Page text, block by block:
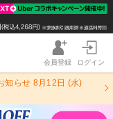
会員登録 ログイン
知らせ 8月12日 (水)